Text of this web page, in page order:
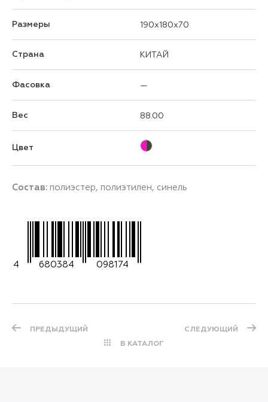
Размеры 190x180x70
Страна КИТАЙ
Фасовка —
Вес 88.00
Цвет
Состав: полиэстер, полиэтилен, синель
4 680384 098174
ПРЕДЫДУЩИЙ
В КАТАЛОГ
СЛЕДУЮЩИЙ